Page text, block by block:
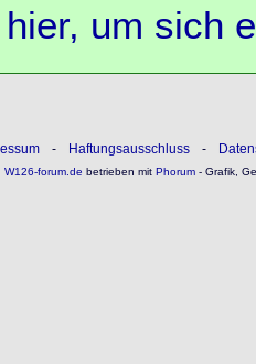
um sich
- Haftungsausschluss -
W126-forum.de betrieben mitPhorum- Grafik,